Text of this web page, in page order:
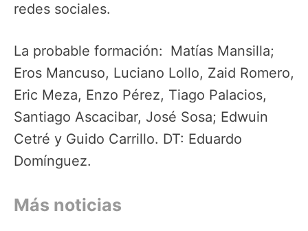
redes sociales.
La probable formación: Matías Mansilla;
Eros Mancuso, Luciano Lollo, Zaid Romero,
Eric Meza, Enzo Pérez, Tiago Palacios,
Santiago Ascacibar, José Sosa; Edwuin
Cetré y Guido Carrillo. DT: Eduardo
Domínguez.
Más noticias